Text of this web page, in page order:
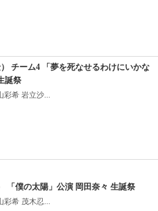
チーム4 「夢を死なせるわけにいかな
誕祭
希 岩立沙...
「僕の太陽」公演 岡田奈々 生誕祭
希 茂木忍...